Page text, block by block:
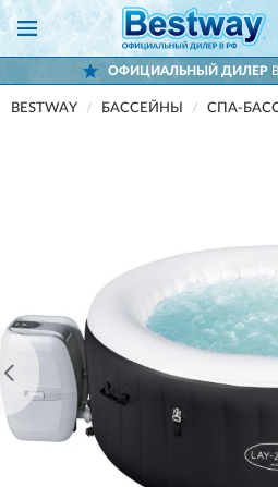
ОФИЦИАЛЬНЫЙ ДИЛЕР
BESTWAY БАССЕЙНЫ СПА-